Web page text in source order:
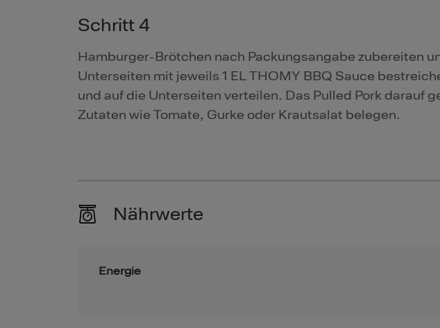
Schritt 4
Hamburger-Brötchen nach Packungsangabe zubereiten
Unterseiten mit jeweils 1 EL THOMY BBQ Sauce
und auf die Unterseiten verteilen. Das Pulled Pork darauf
Zutaten wie Tomate, Gurke oder Krautsalat belegen.
Nährwerte
Energie